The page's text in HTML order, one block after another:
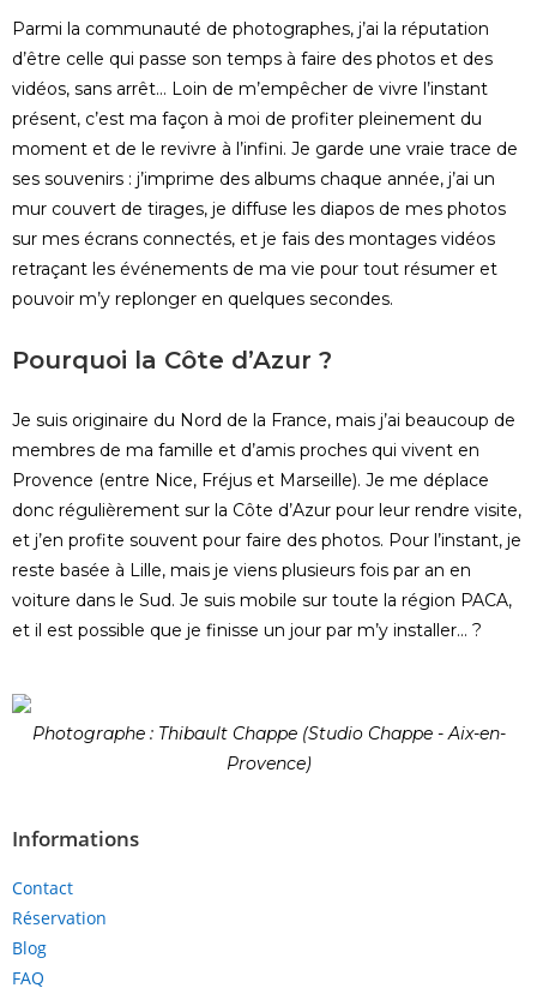
Parmi la communauté de photographes, j’ai la réputation
d’être celle qui passe son temps à faire des photos et des
vidéos, sans arrêt… Loin de m’empêcher de vivre l’instant
présent, c’est ma façon à moi de profiter pleinement du
moment et de le revivre à l’infini. Je garde une vraie trace de
ses souvenirs : j’imprime des albums chaque année, j’ai un
mur couvert de tirages, je diffuse les diapos de mes photos
sur mes écrans connectés, et je fais des montages vidéos
retraçant les événements de ma vie pour tout résumer et
pouvoir m’y replonger en quelques secondes.
Pourquoi la Côte d’Azur ?
Je suis originaire du Nord de la France, mais j’ai beaucoup de
membres de ma famille et d’amis proches qui vivent en
Provence (entre Nice, Fréjus et Marseille). Je me déplace
donc régulièrement sur la Côte d’Azur pour leur rendre visite,
et j’en profite souvent pour faire des photos. Pour l’instant, je
reste basée à Lille, mais je viens plusieurs fois par an en
voiture dans le Sud. Je suis mobile sur toute la région PACA,
et il est possible que je finisse un jour par m’y installer… ?
Photographe : Thibault Chappe (Studio Chappe - Aix-en-
Provence)
Informations
Contact
Réservation
Blog
FAQ